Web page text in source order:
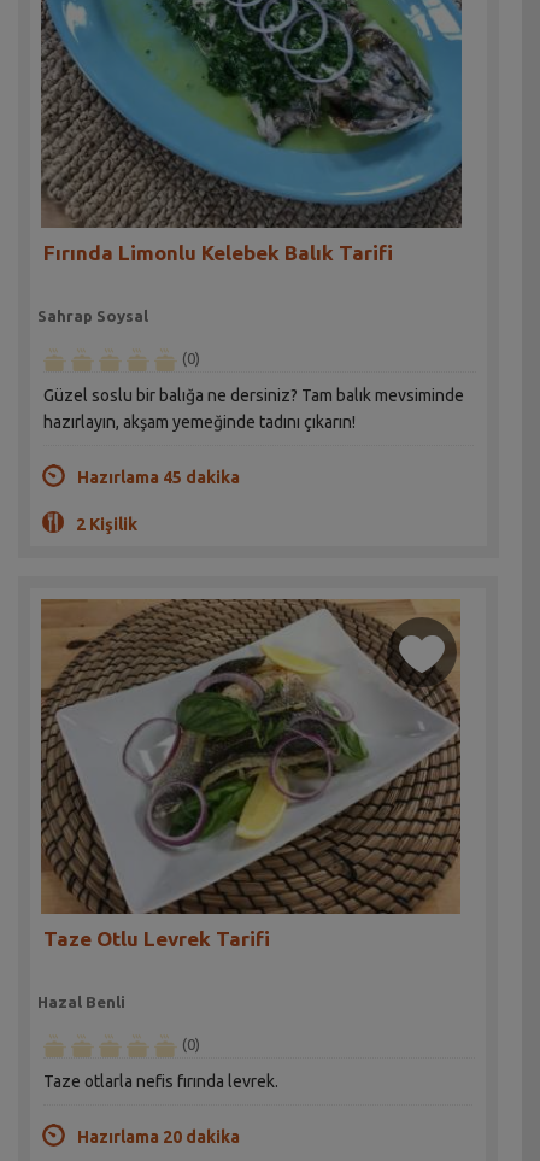
Fırında Limonlu Kelebek Balık Tarifi
Sahrap Soysal
(0)
Güzel soslu bir balığa ne dersiniz? Tam balık mevsiminde
hazırlayın, akşam yemeğinde tadını çıkarın!
Hazırlama 45 dakika
2 Kişilik
Taze Otlu Levrek Tarifi
Hazal Benli
(0)
Taze otlarla nefis fırında levrek.
Hazırlama 20 dakika